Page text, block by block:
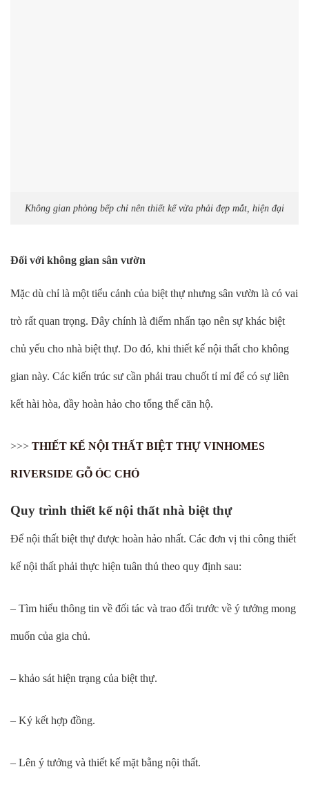
Không gian phòng bếp chỉ nên thiết kế vừa phải đẹp mắt, hiện đại
Đối với không gian sân vườn
Mặc dù chỉ là một tiểu cảnh của biệt thự nhưng sân vườn là có vai
trò rất quan trọng. Đây chính là điểm nhấn tạo nên sự khác biệt
chủ yếu cho nhà biệt thự. Do đó, khi thiết kế nội thất cho không
gian này. Các kiến trúc sư cần phải trau chuốt tỉ mỉ để có sự liên
kết hài hòa, đầy hoàn hảo cho tổng thể căn hộ.
>>> THIẾT KẾ NỘI THẤT BIỆT THỰ VINHOMES
RIVERSIDE GỖ ÓC CHÓ
Quy trình thiết kế nội thất nhà biệt thự
Để nội thất biệt thự được hoàn hảo nhất. Các đơn vị thi công thiết
kế nội thất phải thực hiện tuân thủ theo quy định sau:
– Tìm hiểu thông tin về đối tác và trao đổi trước về ý tưởng mong
muốn của gia chủ.
– khảo sát hiện trạng của biệt thự.
– Ký kết hợp đồng.
– Lên ý tưởng và thiết kế mặt bằng nội thất.